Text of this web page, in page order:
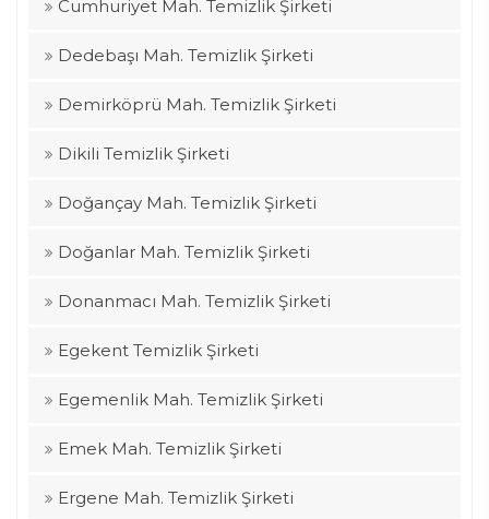
Cumhuriyet Mah. Temizlik Şirketi
Dedebaşı Mah. Temizlik Şirketi
Demirköprü Mah. Temizlik Şirketi
Dikili Temizlik Şirketi
Doğançay Mah. Temizlik Şirketi
Doğanlar Mah. Temizlik Şirketi
Donanmacı Mah. Temizlik Şirketi
Egekent Temizlik Şirketi
Egemenlik Mah. Temizlik Şirketi
Emek Mah. Temizlik Şirketi
Ergene Mah. Temizlik Şirketi